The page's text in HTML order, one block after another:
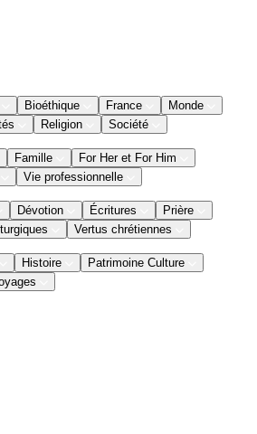
Bioéthique France
Monde
Religion Société
Famille
For Her et For Him
Vie professionnelle
Dévotion Écritures
Prière
Vertus chrétiennes
Histoire
Patrimoine Culture